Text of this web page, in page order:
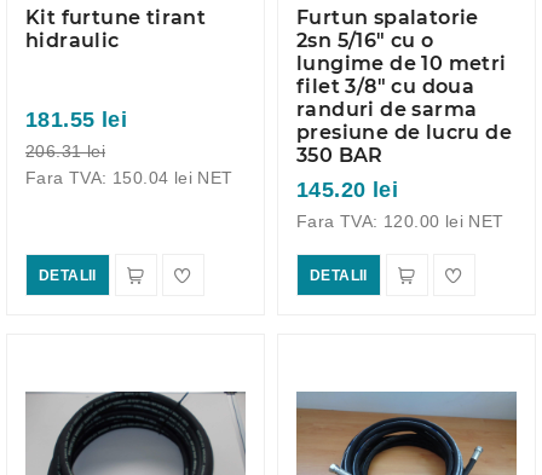
Kit furtune tirant
hidraulic
181.55 lei
206.31 lei
Fara TVA: 150.04 lei NET
DETALII
Furtun spalatorie
2sn 5/16" cu o
lungime de 10 metri
filet 3/8" cu doua
randuri de sarma
presiune de lucru de
350 BAR
145.20 lei
Fara TVA: 120.00 lei NET
DETALII